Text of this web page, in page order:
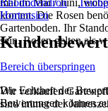
mal im Mai / Juni,
kommt. Die Rosen
Gartenboden. Ihr
sein. Rosen gelten als
Wir verkaufen
sind immer der
Rhododendron
Hortensien
Bereich überspringen
Die Echtheit der
Bewertungen können